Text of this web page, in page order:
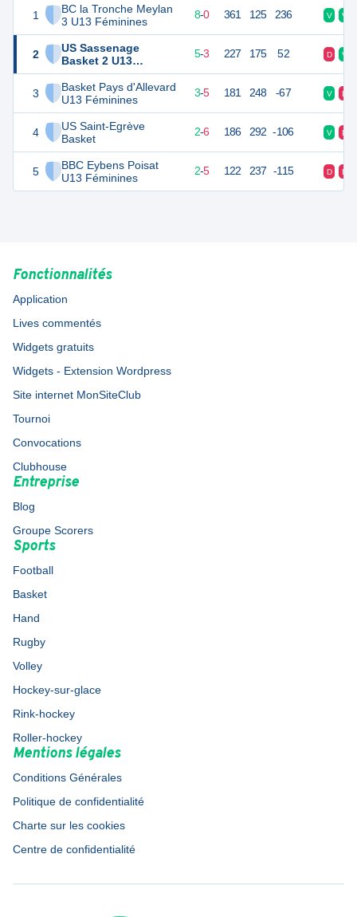
1
BC la Tronche Meylan
3 U13 Féminines
2
US Sassenage
Basket 2 U13
Féminines
3
Basket Pays d'Allevard
U13 Féminines
4
US Saint-Egrève
Basket
5
BBC Eybens Poisat
U13 Féminines
16 8 8-0 361 125 236 V V
5-3 227 175 52 D V
11 8 3-5 181 248 -67 V D
10 2-6 186 292 -106 V D
9 2-5 122 237 -115 D D
Fonctionnalités
Application
Lives commentés
Widgets gratuits
Widgets - Extension Wordpress
Site internet MonSiteClub
Tournoi
Convocations
Clubhouse
Entreprise
Blog
Groupe Scorers
Sports
Football
Basket
Hand
Rugby
Volley
Hockey-sur-glace
Rink-hockey
Roller-hockey
Mentions légales
Conditions Générales
Politique de confidentialité
Charte sur les cookies
Centre de confidentialité